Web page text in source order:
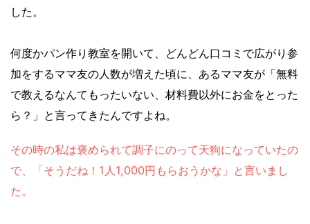
した。
何度かパン作り教室を開いて、どんどん口コミで広がり参
加をするママ友の人数が増えた頃に、あるママ友が「無料
で教えるなんてもったいない、材料費以外にお金をとった
ら？」と言ってきたんですよね。
その時の私は褒められて調子にのって天狗になっていたの
で、「そうだね！1人1,000円もらおうかな」と言いまし
た。